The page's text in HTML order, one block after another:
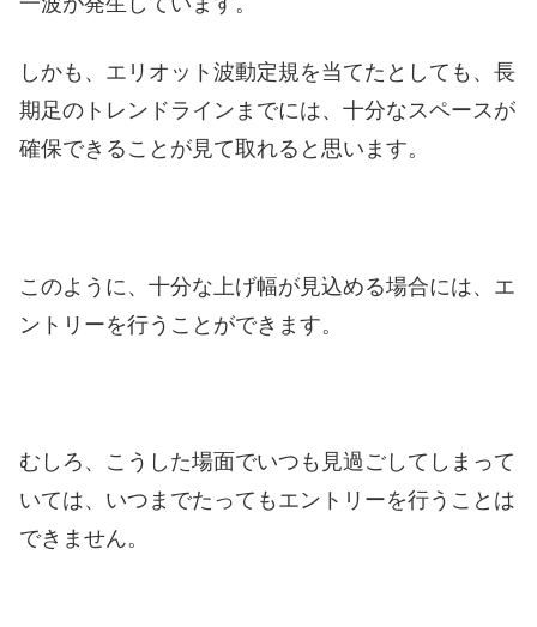
しかも、エリオット波動定規を当てたとしても、長
期足のトレンドラインまでには、十分なスペースが
確保できることが見て取れると思います。
このように、十分な上げ幅が見込める場合には、エ
ントリーを行うことができます。
むしろ、こうした場面でいつも見過ごしてしまって
いては、いつまでたってもエントリーを行うことは
できません。